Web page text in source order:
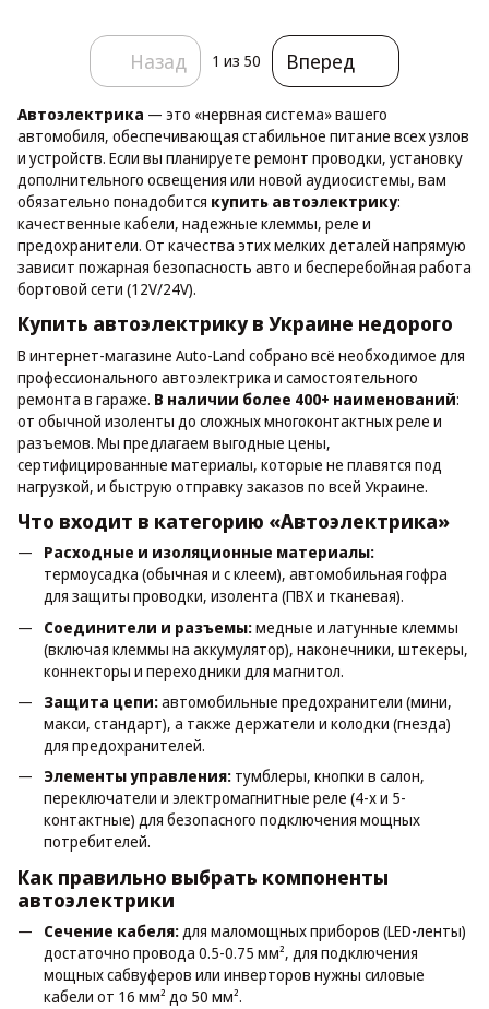
Назад 1 из 50 Вперед
Автоэлектрика — это «нервная система» вашего
автомобиля, обеспечивающая стабильное питание всех узлов
и устройств. Если вы планируете ремонт проводки, установку
дополнительного освещения или новой аудиосистемы, вам
обязательно понадобится купить автоэлектрику:
качественные кабели, надежные клеммы, реле и
предохранители. От качества этих мелких деталей напрямую
зависит пожарная безопасность авто и бесперебойная работа
бортовой сети (12V/24V).
Купить автоэлектрику в Украине недорого
В интернет-магазине Auto-Land собрано всё необходимое для
профессионального автоэлектрика и самостоятельного
ремонта в гараже. В наличии более 400+ наименований:
от обычной изоленты до сложных многоконтактных реле и
разъемов. Мы предлагаем выгодные цены,
сертифицированные материалы, которые не плавятся под
нагрузкой, и быструю отправку заказов по всей Украине.
Что входит в категорию «Автоэлектрика»
Расходные и изоляционные материалы:
термоусадка (обычная и с клеем), автомобильная гофра
для защиты проводки, изолента (ПВХ и тканевая).
Соединители и разъемы:медные и латунные клеммы
(включая клеммы на аккумулятор), наконечники, штекеры,
коннекторы и переходники для магнитол.
Защита цепи:автомобильные предохранители (мини,
макси, стандарт), а также держатели и колодки (гнезда)
для предохранителей.
Элементы управления: тумблеры, кнопки в салон,
переключатели и электромагнитные реле (4-х и 5-
контактные) для безопасного подключения мощных
потребителей.
Как правильно выбрать компоненты
автоэлектрики
Сечение кабеля:для маломощных приборов (LED-ленты)
достаточно провода 0.5-0.75 мм², для подключения
мощных сабвуферов или инверторов нужны силовые
кабели от 16 мм² до 50 мм².